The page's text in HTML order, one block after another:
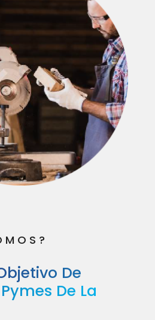
De
De La